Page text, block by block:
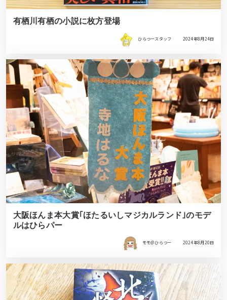
有栖川有栖の小説に枚方登場
ひらつースタッフ 2024年8月24日
大阪ほんま本大賞｢ほたるいしマジカルランド｣のモデ
ルはひらパー
モモ＠ひらつー 2024年8月20日